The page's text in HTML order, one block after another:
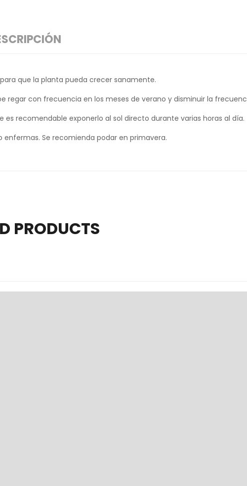
que la planta pueda crecer sanamente.
con frecuencia en los meses de verano y disminuir la
recomendable exponerlo al sol directo durante varias horas al día.
Se recomienda podar en primavera.
PRODUCTS